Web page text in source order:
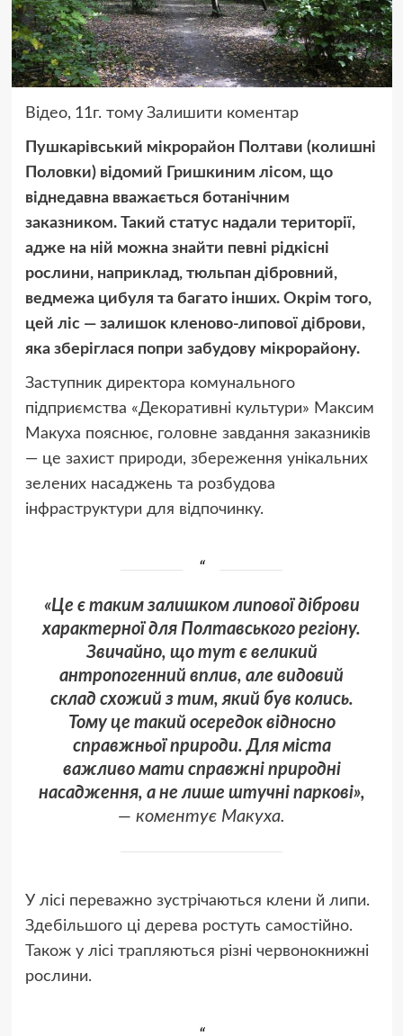
Відео, 11г. тому Залишити коментар
Пушкарівський мікрорайон Полтави (колишні
Половки) відомий Гришкиним лісом, що
віднедавна вважається ботанічним
заказником. Такий статус надали території,
адже на ній можна знайти певні рідкісні
рослини, наприклад, тюльпан дібровний,
ведмежа цибуля та багато інших. Окрім того,
цей ліс — залишок кленово-липової діброви,
яка зберіглася попри забудову мікрорайону.
Заступник директора комунального
підприємства «Декоративні культури» Максим
Макуха пояснює, головне завдання заказників
— це захист природи, збереження унікальних
зелених насаджень та розбудова
інфраструктури для відпочинку.
«Це є таким залишком липової діброви
характерної для Полтавського регіону.
Звичайно, що тут є великий
антропогенний вплив, але видовий
склад схожий з тим, який був колись.
Тому це такий осередок відносно
справжньої природи. Для міста
важливо мати справжні природні
насадження, а не лише штучні паркові»,
— коментує Макуха.
У лісі переважно зустрічаються клени й липи.
Здебільшого ці дерева ростуть самостійно.
Також у лісі трапляються різні червонокнижні
рослини.